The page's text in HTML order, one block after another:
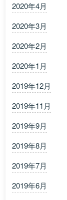
2020年4月
2020年3月
2020年2月
2020年1月
2019年12月
2019年11月
2019年9月
2019年8月
2019年7月
2019年6月